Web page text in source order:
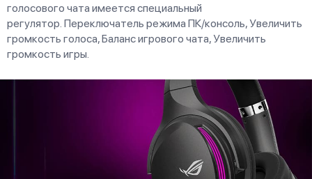
голосового чата имеется специальный
регулятор. Переключатель режима ПК/консоль, Увеличить
громкость голоса, Баланс игрового чата, Увеличить
громкость игры.